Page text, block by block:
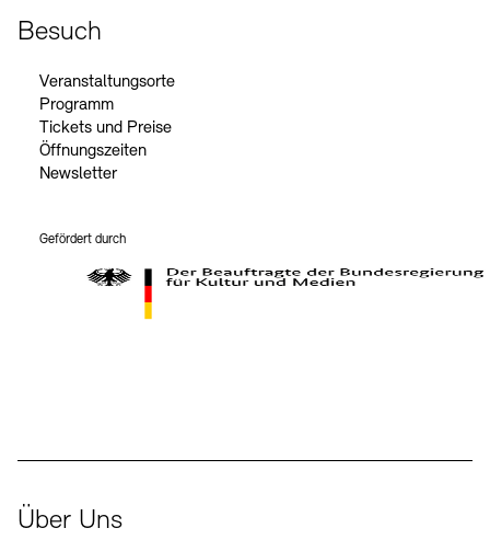
Besuch
Veranstaltungsorte
Programm
Tickets und Preise
Öffnungszeiten
Newsletter
Gefördert durch
Über Uns